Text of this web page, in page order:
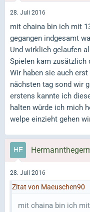
28. Juli 2016
mit chaina bin ich mit
gegangen indgesamt
Und wirklich gelaufen
Spielen kam zusätzlich
Wir haben sie auch
nächsten tag sond wir
erstens kannte ich
halten würde ich mich
welpe einzieht gehen
28. Juli 2016
Zitat von Maeuschen90
mit chaina bin ich